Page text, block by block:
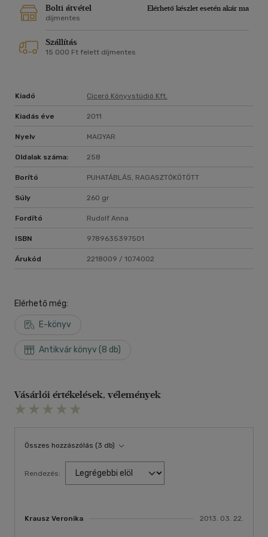
Bolti átvétel
Elérhető készlet esetén akár ma
díjmentes
Szállítás
15 000 Ft felett díjmentes
Kiadó Ciceró Könyvstúdió Kft.
Kiadás éve 2011
Nyelv MAGYAR
Oldalak száma: 258
Borító PUHATÁBLÁS, RAGASZTÓKÖTÖTT
Súly 260 gr
Fordító Rudolf Anna
ISBN 9789635397501
Árukód 2218009 / 1074002
Elérhető még:
E-könyv
Antikvár könyv (8 db)
Vásárlói értékelések, vélemények
Összes hozzászólás (3 db)
Rendezés:
Krausz Veronika 2013. 03. 22.